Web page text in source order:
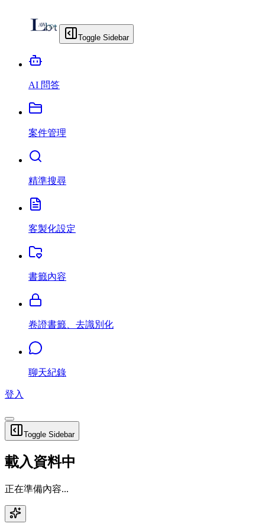
Toggle Sidebar
AI 問答
案件管理
精準搜尋
客製化設定
書籤內容
卷證書籤、去識別化
聊天紀錄
登入
Toggle Sidebar
載入資料中
正在準備內容...